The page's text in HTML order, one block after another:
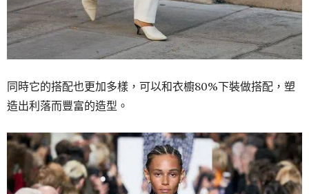
同時它的搭配也更加多樣，可以和衣櫥80%下裝做搭配，塑
造出利落而豐富的造型。